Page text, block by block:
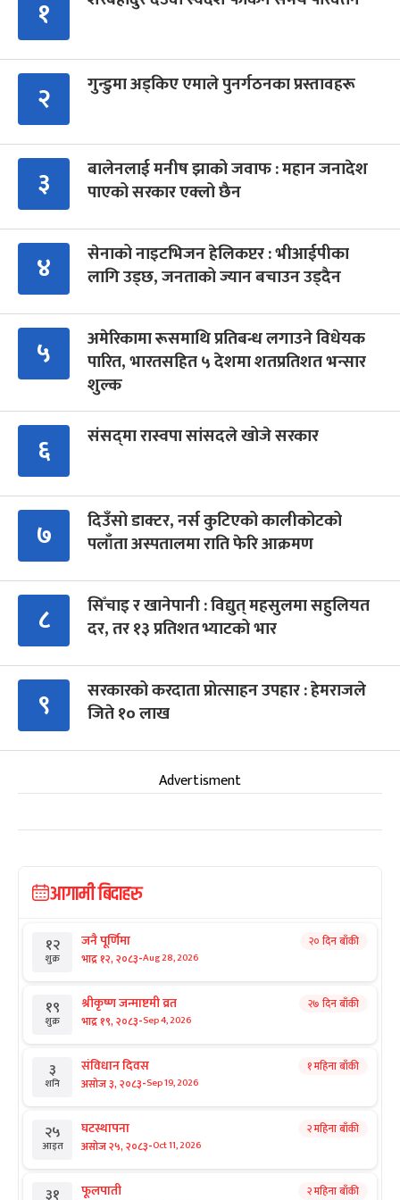
१
२ गुन्डुमा अड्किए एमाले पुनर्गठनका प्रस्तावहरू
३
बालेनलाई मनीष झाको जवाफ : महान जनादेश
पाएको सरकार एक्लो छैन
४
सेनाको नाइटभिजन हेलिकप्टर : भीआईपीका
लागि उड्छ, जनताको ज्यान बचाउन उड्दैन
५
अमेरिकामा रूसमाथि प्रतिबन्ध लगाउने विधेयक
पारित, भारतसहित ५ देशमा शतप्रतिशत भन्सार
शुल्क
६ संसद्‍मा रास्वपा सांसदले खोजे सरकार
७
दिउँसो डाक्टर, नर्स कुटिएको कालीकोटको
पलाँता अस्पतालमा राति फेरि आक्रमण
८
सिँचाइ र खानेपानी : विद्युत् महसुलमा सहुलियत
दर, तर १३ प्रतिशत भ्याटको भार
९
सरकारको करदाता प्रोत्साहन उपहार : हेमराजले
जिते १० लाख
Advertisment
आगामी बिदाहरु
१२
शुक्र
जनै पूर्णिमा
भाद्र १२, २०८३-Aug 28, 2026
२० दिन बाँकी
१९
शुक्र
श्रीकृष्ण जन्माष्टमी व्रत
भाद्र १९, २०८३-Sep 4, 2026
२७ दिन बाँकी
३
शनि
संविधान दिवस
असोज ३, २०८३-Sep 19, 2026
१ महिना बाँकी
२५
आइत
घटस्थापना
असोज २५, २०८३-Oct 11, 2026
२ महिना बाँकी
३१ फूलपाती २ महिना बाँकी